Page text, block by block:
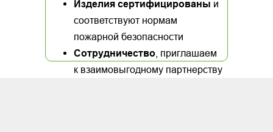
Изделия сертифицированы и
соответствуют нормам
пожарной безопасности
Сотрудничество , приглашаем
к взаимовыгодному партнерству